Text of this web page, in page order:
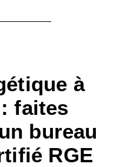
à
faites
bureau
RGE